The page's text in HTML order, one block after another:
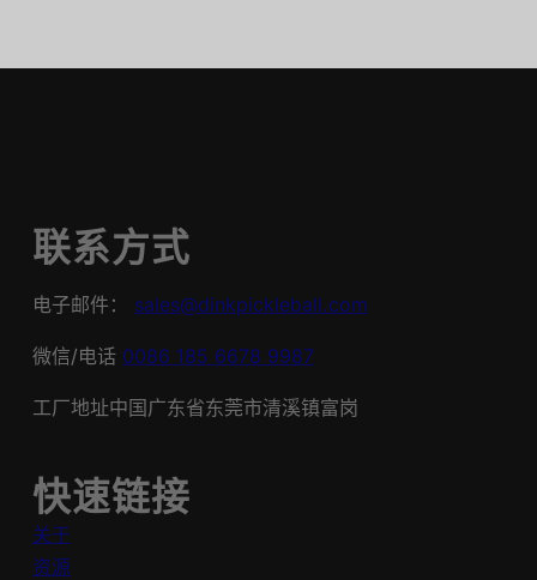
联系方式
电子邮件： sales@dinkpickleball.com
微信/电话 0086 185 6678 9987
工厂地址中国广东省东莞市清溪镇富岗
快速链接
关于
资源